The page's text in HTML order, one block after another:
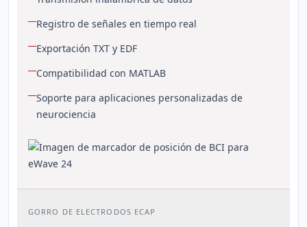
Registro de señales en tiempo real
Exportación TXT y EDF
Compatibilidad con MATLAB
Soporte para aplicaciones personalizadas de
neurociencia
GORRO DE ELECTRODOS ECAP